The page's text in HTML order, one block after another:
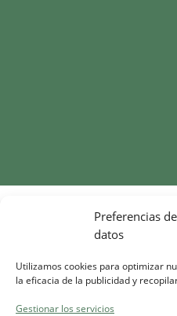
Preferencias
datos
Utilizamos cookies para optimizar
la eficacia de la publicidad y
Gestionar los servicios